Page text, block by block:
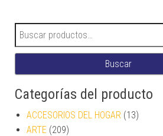
Buscar por:
Buscar
Categorías del producto
ACCESORIOS DEL HOGAR (13)
ARTE (209)